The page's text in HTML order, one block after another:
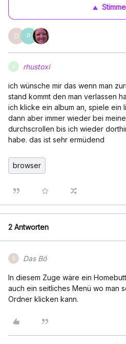
D P
R rhustoxi
ich wünsche mir das wenn man
stand kommt den man verlassen
ich klicke ein album an, spiele ein
dann aber immer wieder bei
durchscrollen bis ich wieder
habe. das ist sehr ermüdend
browser
2 Antworten
D Das Bö
In diesem Zuge wäre ein
auch ein seitliches Menü wo man
Ordner klicken kann.